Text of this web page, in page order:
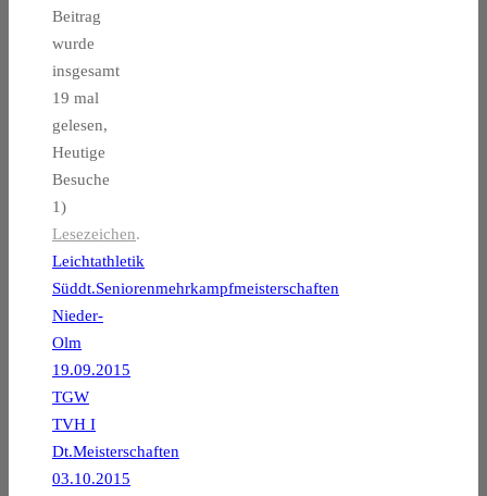
Beitrag
wurde
insgesamt
19 mal
gelesen,
Heutige
Besuche
1)
Lesezeichen.
Leichtathletik
Süddt.Seniorenmehrkampfmeisterschaften
Nieder-
Olm
19.09.2015
TGW
TVH I
Dt.Meisterschaften
03.10.2015